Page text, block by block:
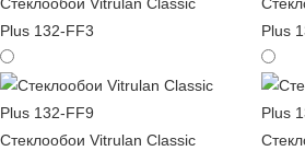
Plus 132-FF3
Plus
Стеклообои Vitrulan Classic